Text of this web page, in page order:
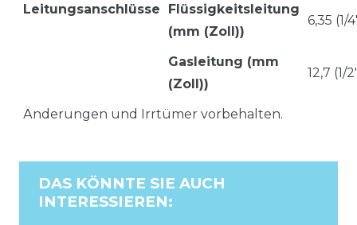
Leitungsanschlüsse
Flüssigkeitsleitung
(mm (Zoll))
6,35 (1/
Gasleitung (mm
(Zoll))
12,7 (1/
Änderungen und Irrtümer vorbehalten.
DAS KÖNNTE SIE AUCH
INTERESSIEREN: